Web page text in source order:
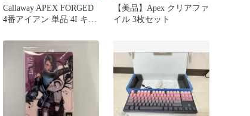
Callaway APEX FORGED
4番アイアン 単品 4I キャ
【美品】Apex クリアファ
イル 3枚セット